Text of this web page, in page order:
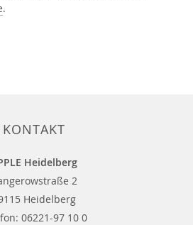
.
KONTAKT
Heidelberg
2
Heidelberg
06221-97 10 0